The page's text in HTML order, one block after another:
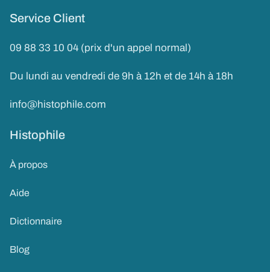
Service Client
09 88 33 10 04 (prix d'un appel normal)
Du lundi au vendredi de 9h à 12h et de 14h à 18h
info@histophile.com
Histophile
À propos
Aide
Dictionnaire
Blog